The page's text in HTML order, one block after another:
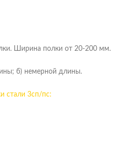
Ширина полки от 20-200 мм.
б) немерной длины.
стали 3сп/пс: